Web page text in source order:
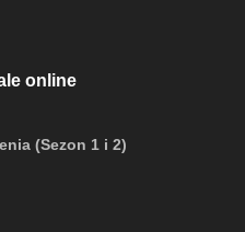
online
(Sezon 1 i 2)